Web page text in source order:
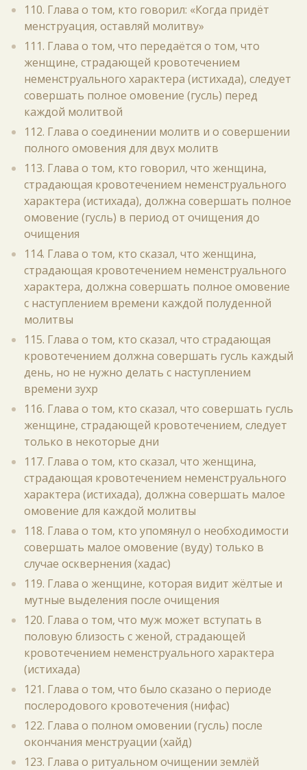
110. Глава о том, кто говорил: «Когда придёт
менструация, оставляй молитву»
111. Глава о том, что передаётся о том, что
женщине, страдающей кровотечением
неменструального характера (истихада), следует
совершать полное омовение (гусль) перед
каждой молитвой
112. Глава о соединении молитв и о совершении
полного омовения для двух молитв
113. Глава о том, кто говорил, что женщина,
страдающая кровотечением неменструального
характера (истихада), должна совершать полное
омовение (гусль) в период от очищения до
очищения
114. Глава о том, кто сказал, что женщина,
страдающая кровотечением неменструального
характера, должна совершать полное омовение
с наступлением времени каждой полуденной
молитвы
115. Глава о том, кто сказал, что страдающая
кровотечением должна совершать гусль каждый
день, но не нужно делать с наступлением
времени зухр
116. Глава о том, кто сказал, что совершать гусль
женщине, страдающей кровотечением, следует
только в некоторые дни
117. Глава о том, кто сказал, что женщина,
страдающая кровотечением неменструального
характера (истихада), должна совершать малое
омовение для каждой молитвы
118. Глава о том, кто упомянул о необходимости
совершать малое омовение (вуду) только в
случае осквернения (хадас)
119. Глава о женщине, которая видит жёлтые и
мутные выделения после очищения
120. Глава о том, что муж может вступать в
половую близость с женой, страдающей
кровотечением неменструального характера
(истихада)
121. Глава о том, что было сказано о периоде
послеродового кровотечения (нифас)
122. Глава о полном омовении (гусль) после
окончания менструации (хайд)
123. Глава о ритуальном очищении землёй